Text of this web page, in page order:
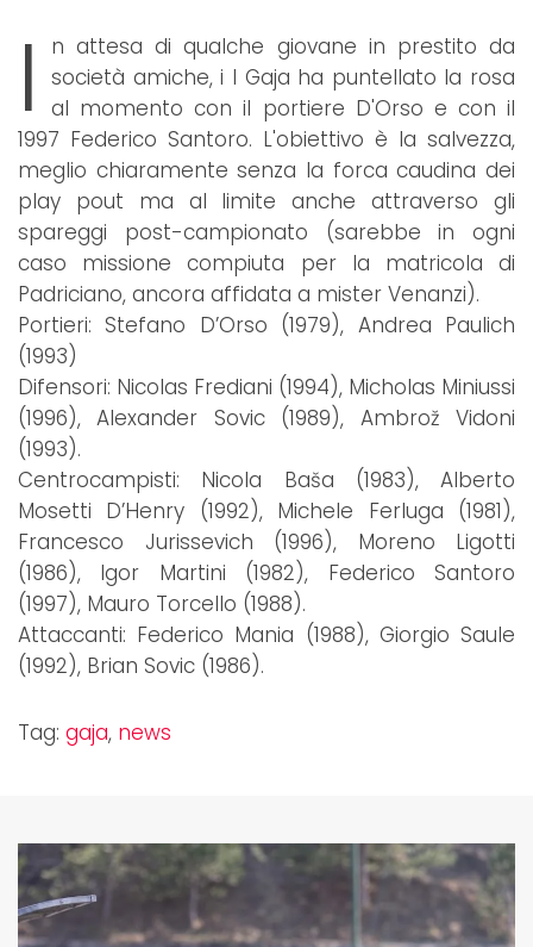
I
n attesa di qualche giovane in prestito da
società amiche, i l Gaja ha puntellato la rosa
al momento con il portiere D'Orso e con il
1997 Federico Santoro. L'obiettivo è la salvezza,
meglio chiaramente senza la forca caudina dei
play pout ma al limite anche attraverso gli
spareggi post-campionato (sarebbe in ogni
caso missione compiuta per la matricola di
Padriciano, ancora affidata a mister Venanzi).
Portieri: Stefano D’Orso (1979), Andrea Paulich
(1993)
Difensori: Nicolas Frediani (1994), Micholas Miniussi
(1996), Alexander Sovic (1989), Ambrož Vidoni
(1993).
Centrocampisti: Nicola Baša (1983), Alberto
Mosetti D’Henry (1992), Michele Ferluga (1981),
Francesco Jurissevich (1996), Moreno Ligotti
(1986), Igor Martini (1982), Federico Santoro
(1997), Mauro Torcello (1988).
Attaccanti: Federico Mania (1988), Giorgio Saule
(1992), Brian Sovic (1986).
Tag: gaja, news